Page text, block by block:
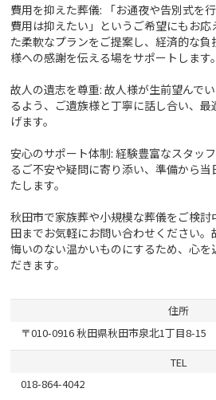
費用を抑えた葬儀: 「お通夜や告別式を
費用は抑えたい」というご希望にもお
た柔軟なプランをご提案し、経済的な負
様への感謝を伝える場をサポートします。
故人の遺志を尊重: 故人様が生前望んで
るよう、ご遺族様と丁寧に話し合い、
げます。
安心のサポート体制: 経験豊富なスタッ
るご不安や疑問に寄り添い、準備から
たします。
秋田市で家族葬や小規模な葬儀をご検
田までお気軽にお問い合わせください。
悔いのない温かいものにするため、心
だきます。
住所
〒010-0916 秋田県秋田市泉北1丁目8-15
TEL
018-864-4042